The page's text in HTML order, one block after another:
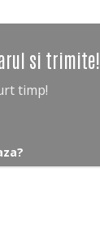
si trimite!
timp!